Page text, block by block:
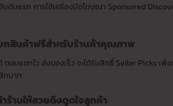
ดับแรก การใช้เครื่องมือโฆษณา Sponsored
ทสินค้าฟรีสำหรับร้านค้าคุณภาพ
อบแชทไว ส่งของเร็ว จะได้รับสิทธิ์ Seller Picks เพื่
กบาท
านให้สวยดึงดูดใจลูกค้า